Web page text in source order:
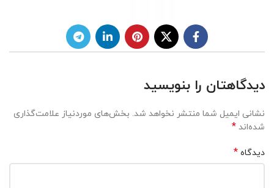
دیدگاهتان را بنویسید
نشانی ایمیل شما منتشر نخواهد شد. بخش‌های موردنیاز علامت‌گذاری
شده‌اند *
دیدگاه *